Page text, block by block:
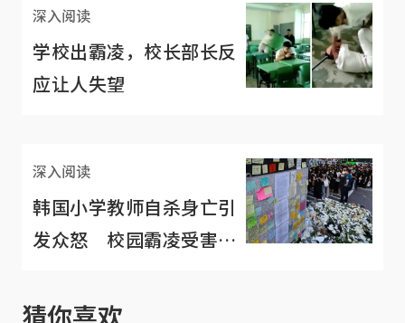
深入阅读
学校出霸凌，校长部长反
应让人失望
深入阅读
韩国小学教师自杀身亡引
发众怒 校园霸凌受害者